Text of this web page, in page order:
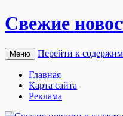
Свежие
Меню Перейти к
Главная
Карта сайта
Реклама